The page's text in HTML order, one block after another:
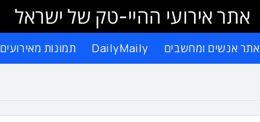
אתר אירועי ההיי-טק של ישראל
אתר אנשים ומחשבים DailyMaily תמונות מאירועים